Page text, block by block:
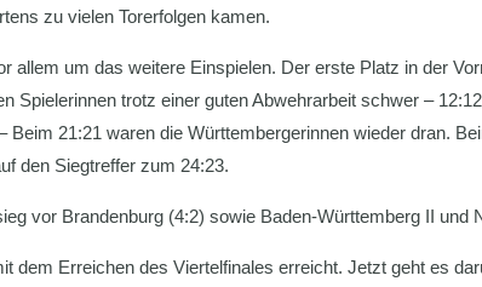
zu vielen Torerfolgen kamen.
um das weitere Einspielen. Der erste Platz in der
trotz einer guten Abwehrarbeit schwer –
21:21 waren die Württembergerinnen wieder dran.
den Siegtreffer zum 24:23.
vor Brandenburg (4:2) sowie Baden-Württemberg II und
dem Erreichen des Viertelfinales erreicht. Jetzt geht es